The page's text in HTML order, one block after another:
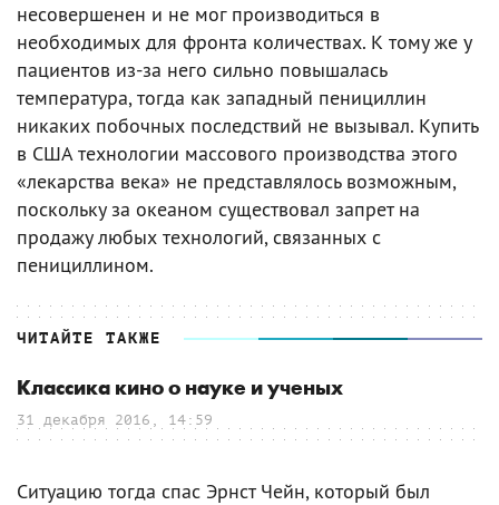
несовершенен и не мог производиться в
необходимых для фронта количествах. К тому же у
пациентов из-за него сильно повышалась
температура, тогда как западный пенициллин
никаких побочных последствий не вызывал. Купить
в США технологии массового производства этого
«лекарства века» не представлялось возможным,
поскольку за океаном существовал запрет на
продажу любых технологий, связанных с
пенициллином.
ЧИТАЙТЕ ТАКЖЕ
Классика кино о науке и ученых
31 декабря 2016, 14:59
Ситуацию тогда спас Эрнст Чейн, который был